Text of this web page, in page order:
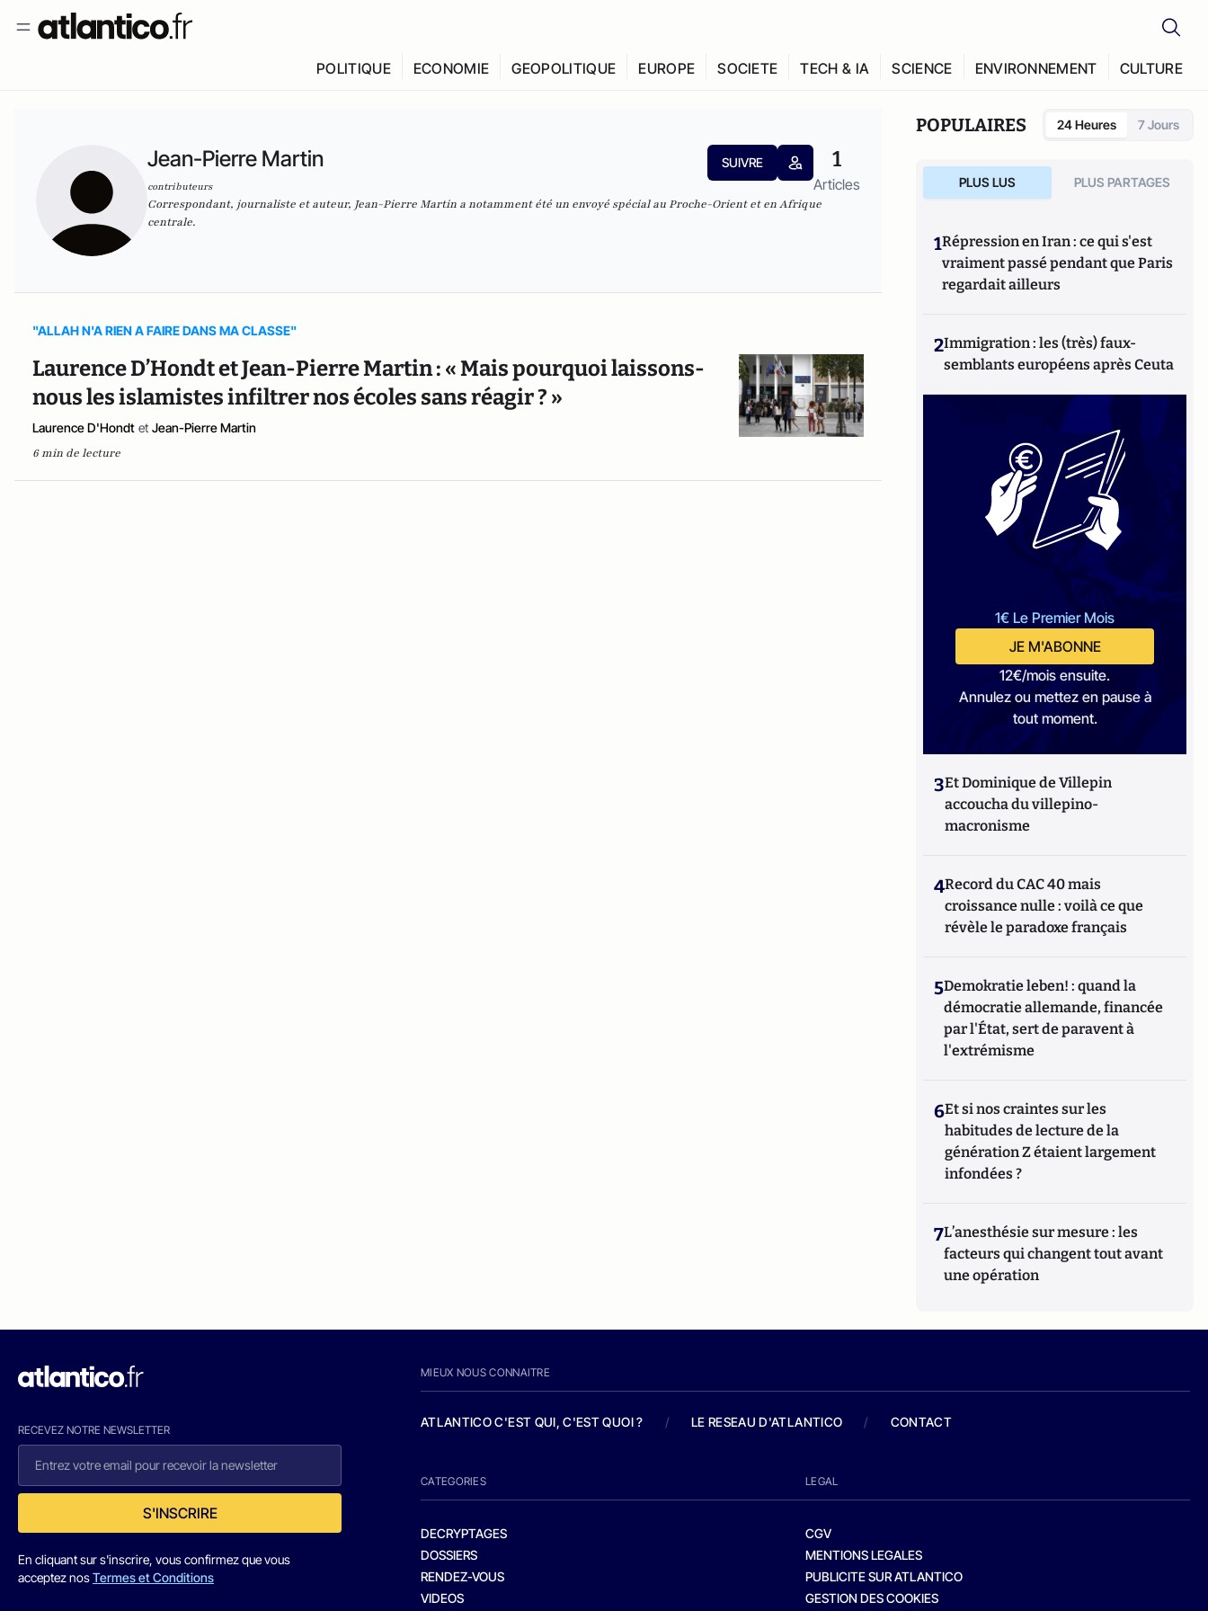
POLITIQUE ECONOMIE GEOPOLITIQUE EUROPE SOCIETE TECH & IA SCIENCE ENVIRONNEMENT CULTURE
Jean-Pierre Martin
contributeurs
SUIVRE 1
Articles
Correspondant, journaliste et auteur, Jean-Pierre Martin a notamment été un envoyé spécial au Proche-Orient et en Afrique
centrale.
"ALLAH N'A RIEN A FAIRE DANS MA CLASSE"
Laurence D’Hondt et Jean-Pierre Martin : « Mais pourquoi laissons-
nous les islamistes infiltrer nos écoles sans réagir ? »
Laurence D'Hondt et Jean-Pierre Martin
6 min de lecture
POPULAIRES 24 Heures 7 Jours
PLUS LUS PLUS PARTAGES
1Répression en Iran : ce qui s'est
vraiment passé pendant que Paris
regardait ailleurs
2Immigration : les (très) faux-
semblants européens après Ceuta
1€ Le Premier Mois
JE M'ABONNE
12€/mois ensuite.
Annulez ou mettez en pause à
tout moment.
3Et Dominique de Villepin
accoucha du villepino-
macronisme
4Record du CAC 40 mais
croissance nulle : voilà ce que
révèle le paradoxe français
5Demokratie leben! : quand la
démocratie allemande, financée
par l'État, sert de paravent à
l'extrémisme
6Et si nos craintes sur les
habitudes de lecture de la
génération Z étaient largement
infondées ?
7L’anesthésie sur mesure : les
facteurs qui changent tout avant
une opération
RECEVEZ NOTRE NEWSLETTER
S'INSCRIRE
En cliquant sur s'inscrire, vous confirmez que vous
acceptez nosTermes et Conditions
MIEUX NOUS CONNAITRE
ATLANTICO C'EST QUI, C'EST QUOI ? / LE RESEAU D'ATLANTICO / CONTACT
CATEGORIES
DECRYPTAGES
DOSSIERS
RENDEZ-VOUS
VIDEOS
LEGAL
CGV
MENTIONS LEGALES
PUBLICITE SUR ATLANTICO
GESTION DES COOKIES